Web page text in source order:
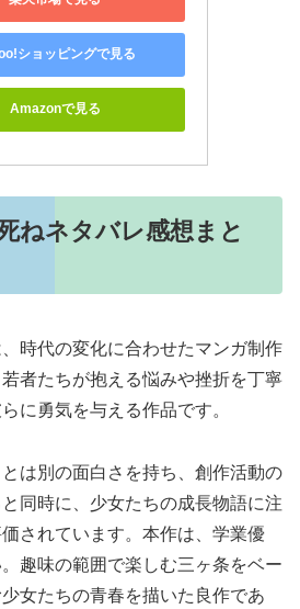
ショッピングで見る
Amazonで見る
ねネタバレ感想まと
、時代の変化に合わせたマンガ制作
者たちが抱える悩みや挫折を丁寧
に勇気を与える作品です。
は別の面白さを持ち、創作活動の
同時に、少女たちの成長物語に注
されています。本作は、学業優
趣味の範囲で楽しむ三ヶ条をベー
女たちの青春を描いた良作であ